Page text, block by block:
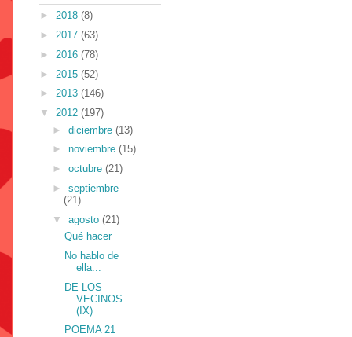
► 2018 (8)
► 2017 (63)
► 2016 (78)
► 2015 (52)
► 2013 (146)
▼ 2012 (197)
► diciembre (13)
► noviembre (15)
► octubre (21)
► septiembre
(21)
▼ agosto (21)
Qué hacer
No hablo de
ella...
DE LOS
VECINOS
(IX)
POEMA 21